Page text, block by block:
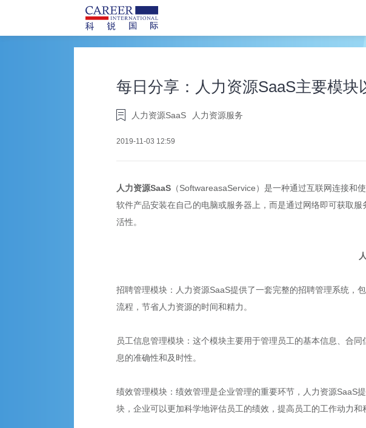
每日分享：人力资源SaaS主要模
人力资源SaaS 人力资源服务
2019-11-03 12:59
人力资源SaaS （SoftwareasaService）是一种通过互联网连接和
软件产品安装在自己的电脑或服务器上，而是通过网络即可获取
活性。
招聘管理模块：人力资源SaaS提供了一套完整的招聘管理系统，
流程，节省人力资源的时间和精力。
员工信息管理模块：这个模块主要用于管理员工的基本信息、合
息的准确性和及时性。
绩效管理模块：绩效管理是企业管理的重要环节，人力资源SaaS
块，企业可以更加科学地评估员工的绩效，提高员工的工作动力和